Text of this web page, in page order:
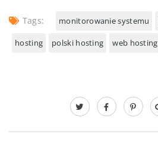
Tags: monitorowanie systemu
hosting polski hosting web hosting